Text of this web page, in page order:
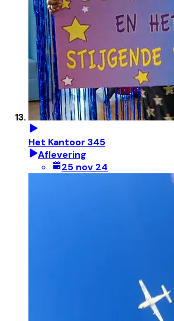
Het Kantoor 345
Aflevering
25 nov 24